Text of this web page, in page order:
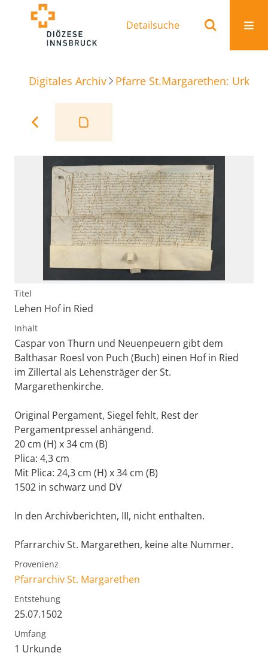
Detailsuche
Digitales Archiv Pfarre St.Margarethen:
Titel
Lehen Hof in Ried
Inhalt
Caspar von Thurn und Neuenpeuern gibt dem
Balthasar Roesl von Puch (Buch) einen Hof in Ried
im Zillertal als Lehensträger der St.
Margarethenkirche.
Original Pergament, Siegel fehlt, Rest der
Pergamentpressel anhängend.
20 cm (H) x 34 cm (B)
Plica: 4,3 cm
Mit Plica: 24,3 cm (H) x 34 cm (B)
1502 in schwarz und DV
In den Archivberichten, III, nicht enthalten.
Pfarrarchiv St. Margarethen, keine alte Nummer.
Provenienz
Pfarrarchiv St. Margarethen
Entstehung
25.07.1502
Umfang
1 Urkunde